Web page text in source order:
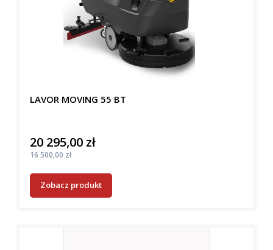
LAVOR MOVING 55 BT
Cena
20 295,00 zł
Cena
16 500,00 zł
Zobacz produkt